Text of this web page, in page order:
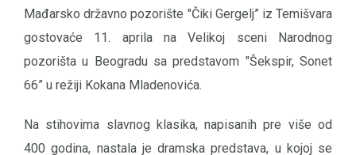
Mađarsko državno pozorište "Čiki Gergelj” iz Temišvara
gostovaće 11. aprila na Velikoj sceni Narodnog
pozorišta u Beogradu sa predstavom "Šekspir, Sonet
66” u režiji Kokana Mladenovića.
Na stihovima slavnog klasika, napisanih pre više od
400 godina, nastala je dramska predstava, u kojoj se